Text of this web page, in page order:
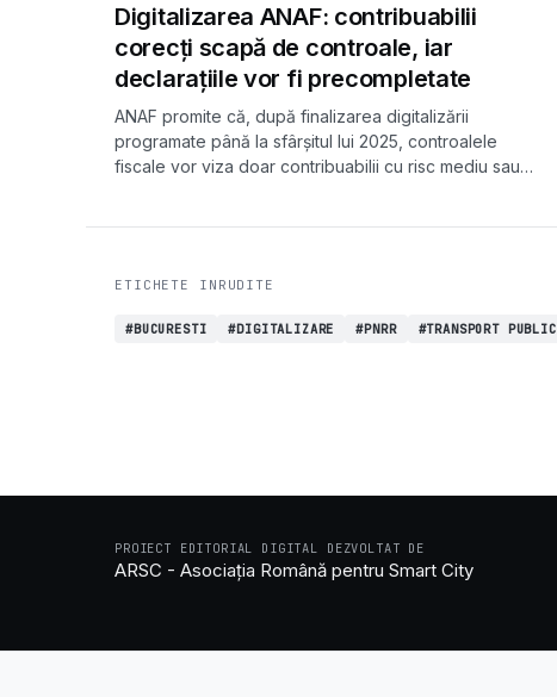
Digitalizarea ANAF: contribuabilii
corecți scapă de controale, iar
declarațiile vor fi precompletate
ANAF promite că, după finalizarea digitalizării
programate până la sfârșitul lui 2025, controalele
fiscale vor viza doar contribuabilii cu risc mediu sau
ETICHETE INRUDITE
#BUCURESTI #DIGITALIZARE #PNRR #TRANSPORT PUBLIC
PROIECT EDITORIAL DIGITAL DEZVOLTAT DE
ARSC - Asociația Română pentru Smart City